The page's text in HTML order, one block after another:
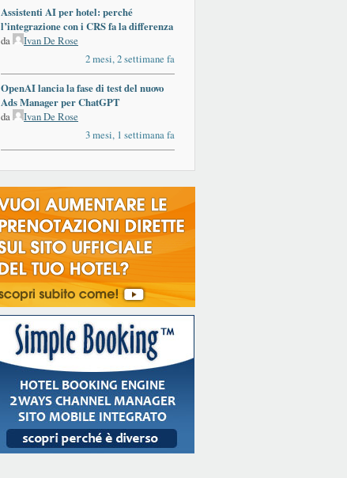
Assistenti AI per hotel: perché
l’integrazione con i CRS fa la differenza
da
Ivan De Rose
2 mesi, 2 settimane fa
OpenAI lancia la fase di test del nuovo
Ads Manager per ChatGPT
da
Ivan De Rose
3 mesi, 1 settimana fa